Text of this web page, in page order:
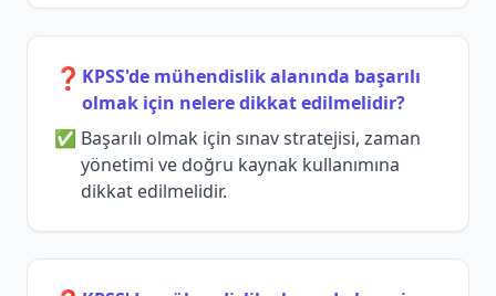
❓ KPSS'de mühendislik alanında başarılı
olmak için nelere dikkat edilmelidir?
Başarılı olmak için sınav stratejisi, zaman
yönetimi ve doğru kaynak kullanımına
dikkat edilmelidir.